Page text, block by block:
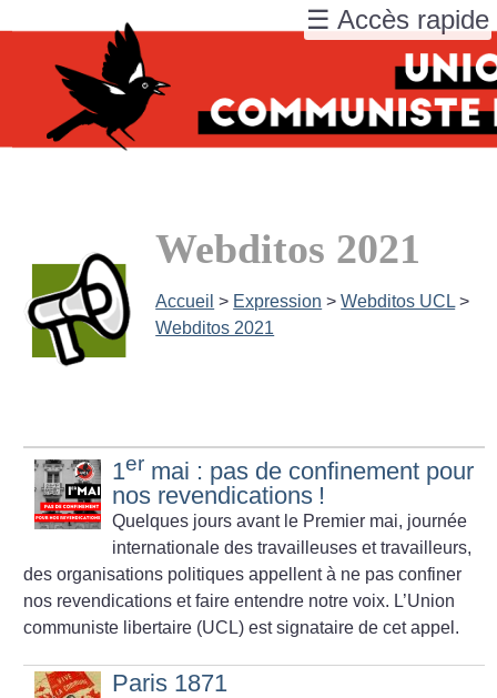
Webditos 2021
Accueil > Expression >Webditos UCL >
Webditos 2021
1er mai : pas de confinement pour
nos revendications !
Quelques jours avant le Premier mai, journée
internationale des travailleuses et travailleurs,
des organisations politiques appellent à ne pas confiner
nos revendications et faire entendre notre voix. L’Union
communiste libertaire (UCL) est signataire de cet appel.
Paris 1871
☰ Accès rapide